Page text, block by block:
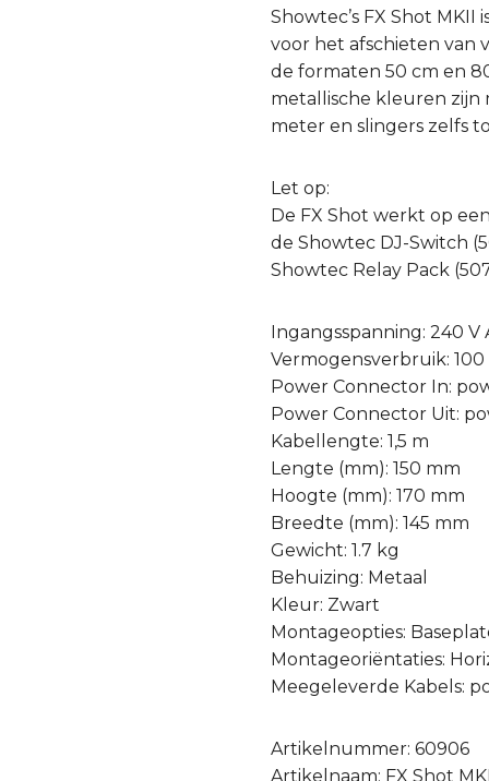
Showtec’s FX Shot
voor het afschieten van
de formaten 50 cm en
metallische kleuren zijn
meter en slingers zelfs
Let op:
De FX Shot werkt op
de Showtec DJ-Switch
Showtec Relay Pack
Ingangsspanning: 240 V
Vermogensverbruik: 100
Power Connector In:
Power Connector Uit:
Kabellengte: 1,5 m
Lengte (mm): 150 mm
Hoogte (mm): 170 mm
Breedte (mm): 145 mm
Gewicht: 1.7 kg
Behuizing: Metaal
Kleur: Zwart
Montageopties:
Montageoriëntaties:
Meegeleverde Kabels:
Artikelnummer: 60906
Artikelnaam: FX Shot